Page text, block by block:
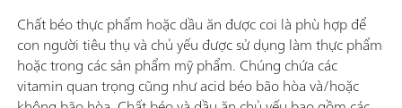
Chất béo thực phẩm hoặc dầu ăn được coi là phù hợp để
con người tiêu thụ và chủ yếu được sử dụng làm thực phẩm
hoặc trong các sản phẩm mỹ phẩm. Chúng chứa các
vitamin quan trọng cũng như acid béo bão hòa và/hoặc